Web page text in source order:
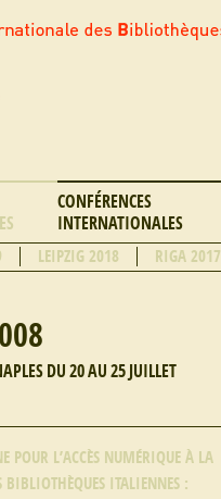
CONFÉRENCES
INTERNATIONALES
LEIPZIG 2018 RIGA 2017
DU 20 AU 25 JUILLET
POUR L’ACCÈS NUMÉRIQUE À LA
BIBLIOTHÈQUES ITALIENNES :